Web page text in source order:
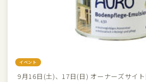
イベント
9月16日(土)、17日(日) オーナーズサイ